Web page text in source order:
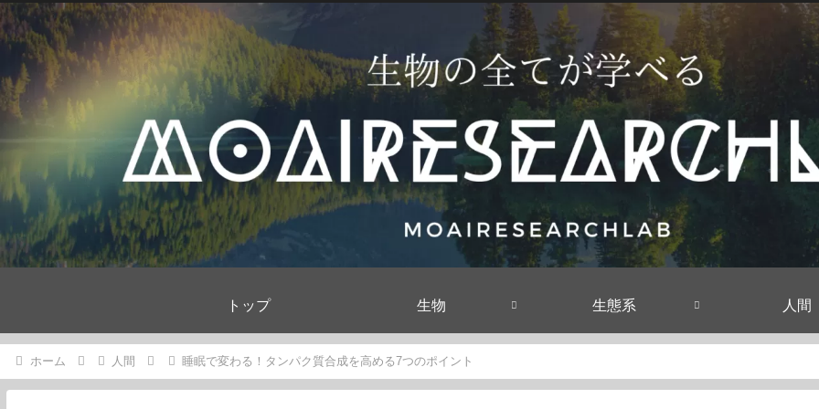
トップ 生物 生態系 人間
ホーム 人間 睡眠で変わる！タンパク質合成を高める7つのポイント